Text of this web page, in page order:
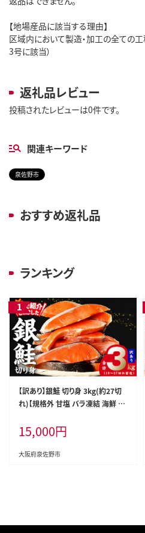
【地場産品に該当する理由】
区域内において製造・加工の全ての工
3号に該当）
返礼品レビュー
投稿されたレビューは0件です。
関連キーワード
泉佐野市
おすすめ返礼品
ランキング
【訳あり】銀鮭 切り身 3kg(約27切
れ)【規格外 甘塩 バラ凍結 海鮮 魚
ず 簡単調理 家計応援】 G4148
15,000円
大阪府泉佐野市